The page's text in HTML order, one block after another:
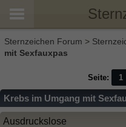
Sternzeichen Forum >
mit Sexfauxpas
Seite: 1
Krebs im Umgang mit
Ausdruckslose